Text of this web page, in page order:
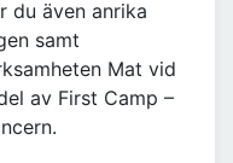
du även anrika
samt
Mat vid
av First Camp –